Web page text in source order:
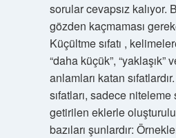
sorular cevapsız kalıyor.
gözden kaçmaması
Küçültme sıfatı ,
“daha küçük”, “yaklaşık”
anlamları katan
sıfatları, sadece niteleme
getirilen eklerle
bazıları şunlardır: